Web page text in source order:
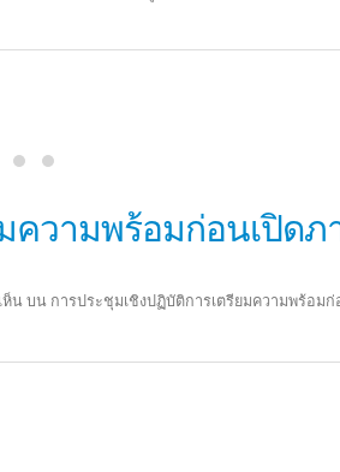
สถานศึกษา
เห็นบน ตรวจสอบคุณภาพการศึกษาของสถานศึกษา